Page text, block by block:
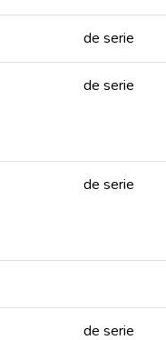
de serie
de serie
de serie
de serie